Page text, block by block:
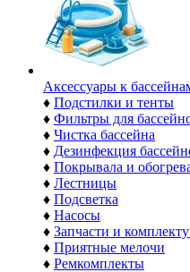
Аксессуары к
♦ Подстилки и тенты
♦ Фильтры для
♦ Чистка бассейна
♦ Дезинфекция
♦ Покрывала и
♦ Лестницы
♦ Подсветка
♦ Насосы
♦ Запчасти и
♦ Приятные мелочи
♦ Ремкомплекты